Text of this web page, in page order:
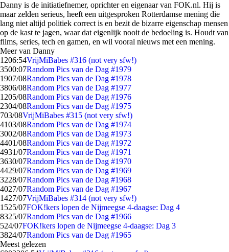
Danny is de initiatiefnemer, oprichter en eigenaar van FOK.nl. Hij is
maar zelden serieus, heeft een uitgesproken Rotterdamse mening die
lang niet altijd politiek correct is en bezit de bizarre eigenschap mensen
op de kast te jagen, waar dat eigenlijk nooit de bedoeling is. Houdt van
films, series, tech en gamen, en wil vooral nieuws met een mening.
Meer van Danny
1206:54VrijMiBabes #316 (not very sfw!)
3500:07Random Pics van de Dag #1979
1907/08Random Pics van de Dag #1978
3806/08Random Pics van de Dag #1977
1205/08Random Pics van de Dag #1976
2304/08Random Pics van de Dag #1975
703/08VrijMiBabes #315 (not very sfw!)
4103/08Random Pics van de Dag #1974
3002/08Random Pics van de Dag #1973
4401/08Random Pics van de Dag #1972
4931/07Random Pics van de Dag #1971
3630/07Random Pics van de Dag #1970
4429/07Random Pics van de Dag #1969
3228/07Random Pics van de Dag #1968
4027/07Random Pics van de Dag #1967
1427/07VrijMiBabes #314 (not very sfw!)
1525/07FOK!kers lopen de Nijmeegse 4-daagse: Dag 4
8325/07Random Pics van de Dag #1966
524/07FOK!kers lopen de Nijmeegse 4-daagse: Dag 3
3824/07Random Pics van de Dag #1965
Meest gelezen